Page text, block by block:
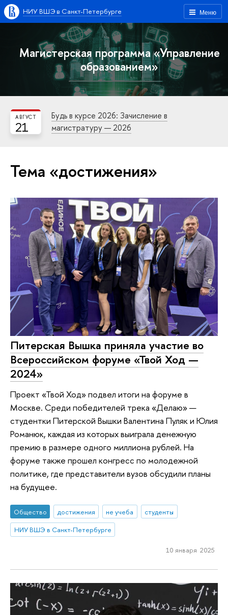
Меню
НИУ ВШЭ в Санкт-Петербурге
Магистерская программа «Управление
образованием»
21
АВГУСТ
Будь в курсе 2026: Зачисление в
магистратуру — 2026
Тема «достижения»
Питерская Вышка приняла участие во
Всероссийском форуме «Твой Ход —
2024»
Проект «Твой Ход» подвел итоги на форуме в
Москве. Среди победителей трека «Делаю» —
студентки Питерской Вышки Валентина Пуляк и Юлия
Романюк, каждая из которых выиграла денежную
премию в размере одного миллиона рублей. На
форуме также прошел конгресс по молодежной
политике, где представители вузов обсудили планы
на будущее.
Общество достижения не учеба
студенты
НИУ ВШЭ в Санкт-Петербурге
10 января 2025